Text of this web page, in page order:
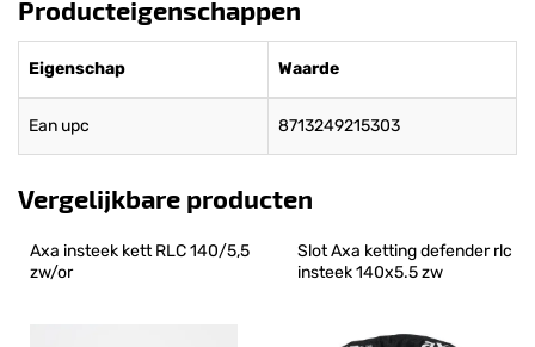
Producteigenschappen
Eigenschap Waarde
Ean upc 8713249215303
Vergelijkbare producten
Axa insteek kett RLC 140/5,5
zw/or
Slot Axa ketting defender rlc
insteek 140x5.5 zw